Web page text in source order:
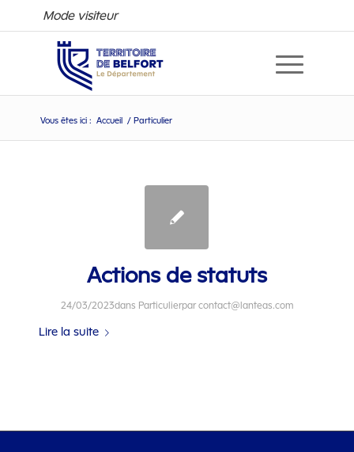
Mode visiteur
Vous êtes ici : Accueil / Particulier
Particulier
Actions de statuts
24/03/2023dans Particulierparcontact@lanteas.com
Lire la suite